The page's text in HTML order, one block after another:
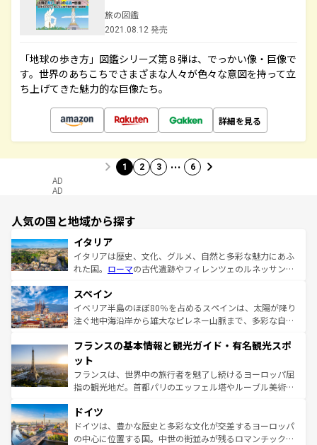
旅の図鑑
2021.08.12 発売
「地球の歩き方」図鑑シリーズ第８弾は、でっかい像・巨像で
す。世界のあちこちでさまざまな人々が色々な意図を持って立
ち上げてきた魅力的な巨像たち。
詳細を見る
1 2 3 … 6
AD
AD
人気の国と地域から探す
イタリア
イタリアは歴史、文化、グルメ、自然と多彩な魅力にあふ
れた国。 ローマの古代遺跡やフィレンツェのルネッサンス
ろん、トスカーナの美しい田園風景やアマルフィ海岸の絶
景など、自然景観も見逃せない。観光の合間には、本場の
ピザやパスタなど、絶品のイタリア料理を堪能することも
ませてくれるイタリアで、忘れられない旅をしてみよう！
なお、新着のイタリア情報は
しい。
スペイン
イベリア半島のほぼ80％を占めるスペインは、太陽が降り
注ぐ地中海沿岸から雄大なピレネー山脈まで、多彩な自然
文化が根付くこの国では、情熱的なフラメンコ、熱気あふ
れる闘牛、そして美味しいタパスが生活の一部となってい
る。首都マドリードの洗練された雰囲気や、バルセロナの
アートに溢れた街角から、地方では古代ローマ遺跡や中世
せる。地方によって風土や気候が異なるスペインはその個
性で訪れる人を魅了する。 なお、新着のスペイン情報は コ
ンテンツ一覧を参照してほしい。
フランスの基本情報と観光ガイド・有名観光スポ
ット
フランスは、世界中の旅行者を魅了し続けるヨーロッパ屈
指の観光地だ。首都パリのエッフェル塔やルーブル美術館
で、幅広い魅力が詰まっている。華麗な宮殿、歴史的な大
聖堂、美しいビーチ、そして豊かな自然が、訪れる者を心
から魅了する。また、フランスは美食の国としても知ら
ドイツ
ドイツは、豊かな歴史と多彩な文化が交差するヨーロッパ
の中心に位置する国。中世の街並みが残るロマンチック街